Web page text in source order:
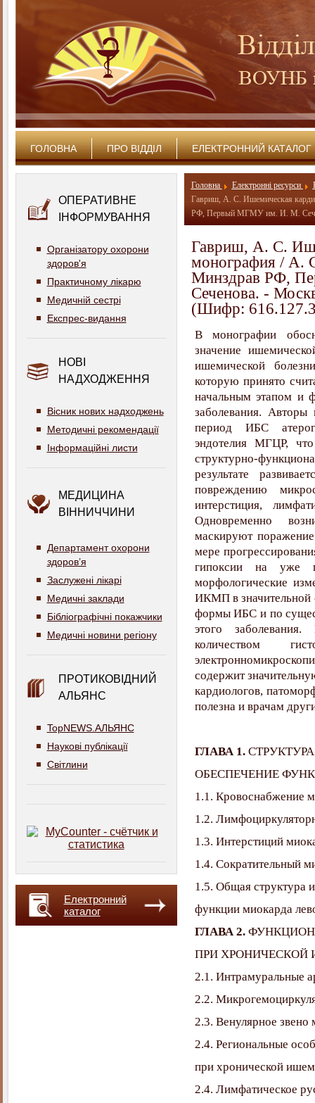
ГОЛОВНА ПРО ВІДДІЛ ЕЛЕКТРОННИЙ КАТАЛОГ
ОПЕРАТИВНЕ
ІНФОРМУВАННЯ
Організатору охорони
здоров'я
Практичному лікарю
Медичній сестрі
Експрес-видання
НОВІ
НАДХОДЖЕННЯ
Вісник нових надходжень
Методичні рекомендації
Інформаційні листи
МЕДИЦИНА
ВІННИЧЧИНИ
Департамент охорони
здоров’я
Заслужені лікарі
Медичні заклади
Бібліографічні покажчики
Медичні новини регіону
ПРОТИКОВІДНИЙ
АЛЬЯНС
TopNEWS.АЛЬЯНС
Наукові публікації
Світлини
Електронний
каталог
Головна Електронні ресурси
Гавриш, А. С. Ишемическая
РФ, Первый МГМУ им. И. М.
Гавриш, А. С.
монография / А.
Минздрав РФ,
Сеченова. -
(Шифр:
В монографии
значение
ишемической
которую принято
начальным этапом и
заболевания.
период ИБС
эндотелия МГЦР,
структурно-
результате
повреждению
интерстиция,
Одновременно
маскируют
мере
гипоксии на уже
морфологические
ИКМП в значительной
формы ИБС и по
этого
количеством
содержит
кардиологов,
полезна и врачам
ГЛАВА 1.
ОБЕСПЕЧЕНИЕ
1.1. Кровоснабжение
1.2.
1.3. Интерстиций
1.4. Сократительный
1.5. Общая структура
функции миокарда
ГЛАВА 2.
ПРИ ХРОНИЧЕСКОЙ
2.1. Интрамуральные
2.2.
2.3. Венулярное звено
2.4. Региональные
при хронической
2.4. Лимфатическое